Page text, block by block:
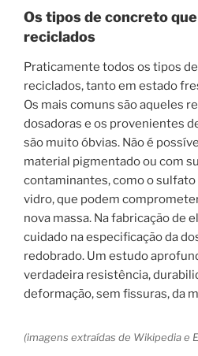
Os tipos de concreto
reciclados
Praticamente todos os tipos
reciclados, tanto em estado
Os mais comuns são aqueles
dosadoras e os provenientes
são muito óbvias. Não é
material pigmentado ou com
contaminantes, como o sulfato
vidro, que podem
nova massa. Na fabricação de
cuidado na especificação da
redobrado. Um estudo
verdadeira resistência,
deformação, sem fissuras, da
(imagens extraídas de Wikipedia e